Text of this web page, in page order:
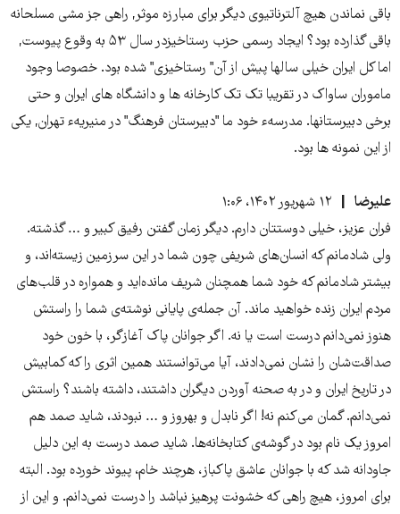
باقی نماندن هیچ آلترناتیوی دیگر برای مبارزه موثر, راهی جز مشی مسلحانه
باقی گذارده بود؟ ایجاد رسمی حزب رستاخیزدر سال ۵۳ به وقوع پیوست,
اما کل ایران خیلی سالها پیش از آن" رستاخیزی" شده بود. خصوصا وجود
ماموران ساواک در تقریبا تک تک کارخانه ها و دانشگاه های ایران و حتی
برخی دبیرستانها. مدرسهء خود ما "دبیرستان فرهنگ" در منیریهء تهران, یکی
از این نمونه ها بود.
علیرضا
۱۲ شهریور ۱۴۰۲، ۱:۰۶
فران عزیز، خیلی دوستتان دارم. دیگر زمان گفتن رفیق کبیر و … گذشته.
ولی شادمانم که انسان‌های شریفی چون شما در این سرزمین زیسته‌اند، و
بیشتر شادمانم که خود شما همچنان شریف مانده‌اید و همواره در قلب‌های
مردم ایران زنده خواهید ماند. آن جمله‌ی پایانی نوشته‌‌ی شما را راستش
هنوز نمی‌دانم درست است یا نه. اگر جوانان پاک آغازگر، با خون خود
صداقت‌شان را نشان نمی‌دادند، آیا می‌توانستند همین اثری را که کمابیش
در تاریخ ایران و در به صحنه آوردن دیگران داشتند، داشته باشند؟ راستش
نمی‌دانم. گمان می‌کنم نه! اگر نابدل و بهروز و … نبودند، شاید صمد هم
امروز یک نام بود در گوشه‌ی کتابخانه‌ها. شاید صمد درست به این دلیل
جاودانه شد که با جوانان عاشق پاکباز، هرچند خام، پیوند خورده بود. البته
برای امروز، هیچ راهی که خشونت پرهیز نباشد را درست نمی‌دانم. و این از